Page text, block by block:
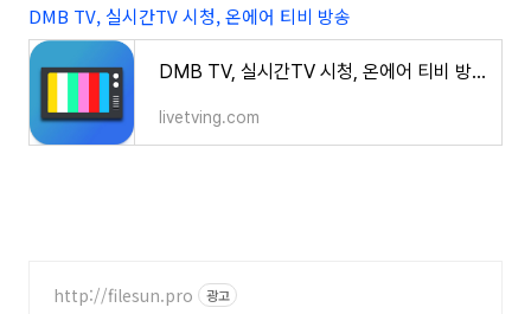
DMB TV, 실시간TV 시청, 온에어 티비 방송
DMB TV, 실시간TV 시청, 온에어 티비 방송
livetving.com
http://filesun.pro 광고